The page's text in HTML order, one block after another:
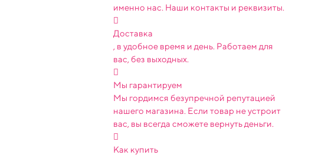
именно нас. Наши контакты и реквизиты.
Доставка
, в удобное время и день. Работаем для
вас, без выходных.
Мы гарантируем
Мы гордимся безупречной репутацией
нашего магазина. Если товар не устроит
вас, вы всегда сможете вернуть деньги.
Как купить